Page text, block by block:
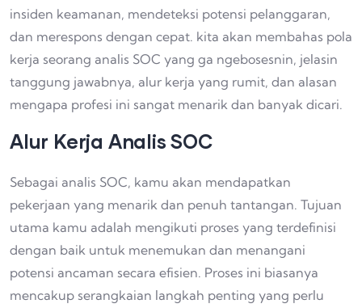
insiden keamanan, mendeteksi potensi pelanggaran,
dan merespons dengan cepat. kita akan membahas pola
kerja seorang analis SOC yang ga ngebosesnin, jelasin
tanggung jawabnya, alur kerja yang rumit, dan alasan
mengapa profesi ini sangat menarik dan banyak dicari.
Alur Kerja Analis SOC
Sebagai analis SOC, kamu akan mendapatkan
pekerjaan yang menarik dan penuh tantangan. Tujuan
utama kamu adalah mengikuti proses yang terdefinisi
dengan baik untuk menemukan dan menangani
potensi ancaman secara efisien. Proses ini biasanya
mencakup serangkaian langkah penting yang perlu